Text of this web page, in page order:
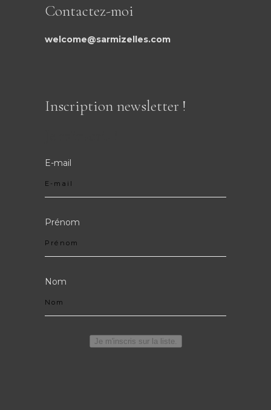
Contactez-moi
welcome@sarmizelles.com
Inscription newsletter !
E-mail
Prénom
Nom
Je m'inscris sur la liste.